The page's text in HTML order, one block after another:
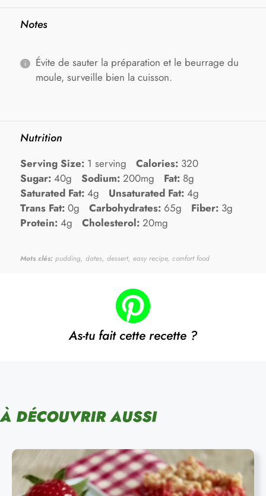
Notes
Évite de sauter la préparation et le beurrage du
moule, surveille bien la cuisson.
Nutrition
Serving Size: 1 serving Calories: 320
Sugar: 40g Sodium: 200mg Fat: 8g
Saturated Fat: 4g Unsaturated Fat: 4g
Trans Fat: 0g Carbohydrates: 65g Fiber: 3g
Protein: 4g Cholesterol: 20mg
Mots clés: pudding, dates, dessert, easy recipe, comfort food
As-tu fait cette recette ?
À DÉCOUVRIR AUSSI